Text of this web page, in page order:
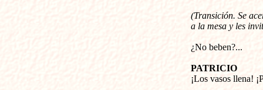
(Transición. Se
a la mesa y les
¿No beben?...
PATRICIO
¡Los vasos llena!